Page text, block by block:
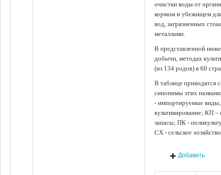
очистки воды от
кормом и убежищем
вод, загрязненных
металлами.
В представленной
добычи, методах
(из 134 родов) в 60
В таблице приводятся
синонимы этих
- импортируемые
культивирование; КП
запасы; ПК -
СХ - сельское
Добавить